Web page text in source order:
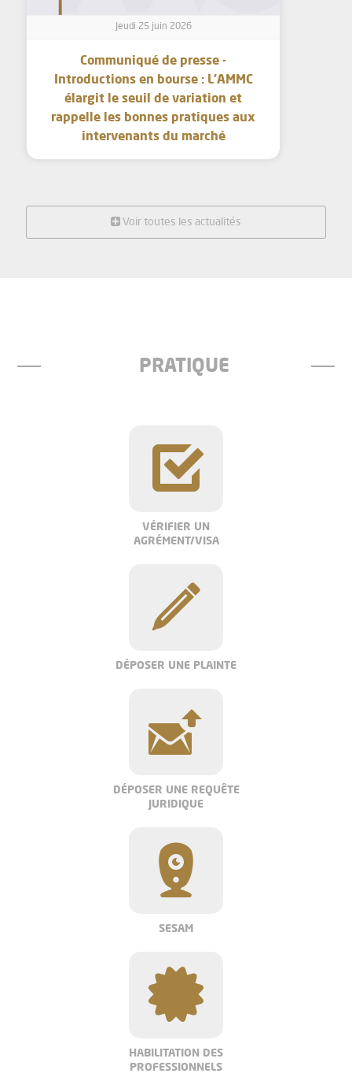
Jeudi 25 juin 2026
Communiqué de presse -
Introductions en bourse : L’AMMC
élargit le seuil de variation et
rappelle les bonnes pratiques aux
intervenants du marché
Voir toutes les actualités
PRATIQUE
VÉRIFIER UN
AGRÉMENT/VISA
DÉPOSER UNE PLAINTE
DÉPOSER UNE REQUÊTE
JURIDIQUE
SESAM
HABILITATION DES
PROFESSIONNELS